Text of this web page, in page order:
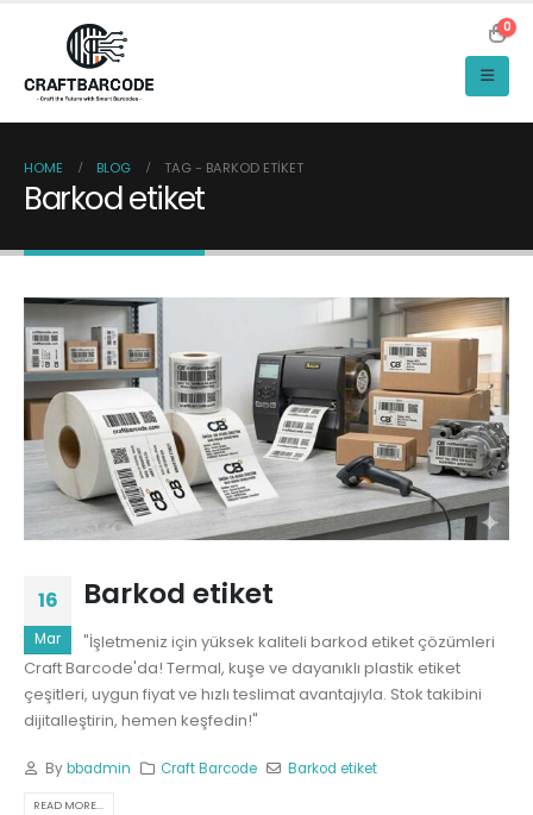
0
HOME BLOG TAG - BARKOD ETIKET
Barkod etiket
16
Mar
Barkod etiket
"İşletmeniz için yüksek kaliteli barkod etiket çözümleri
Craft Barcode'da! Termal, kuşe ve dayanıklı plastik etiket
çeşitleri, uygun fiyat ve hızlı teslimat avantajıyla. Stok takibini
dijitalleştirin, hemen keşfedin!"
Bybbadmin Craft Barcode Barkod etiket
READ MORE...